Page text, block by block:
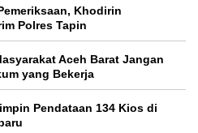
Khodirin
Polres Tapin
Aceh Barat Jangan
yang Bekerja
Pendataan 134 Kios di